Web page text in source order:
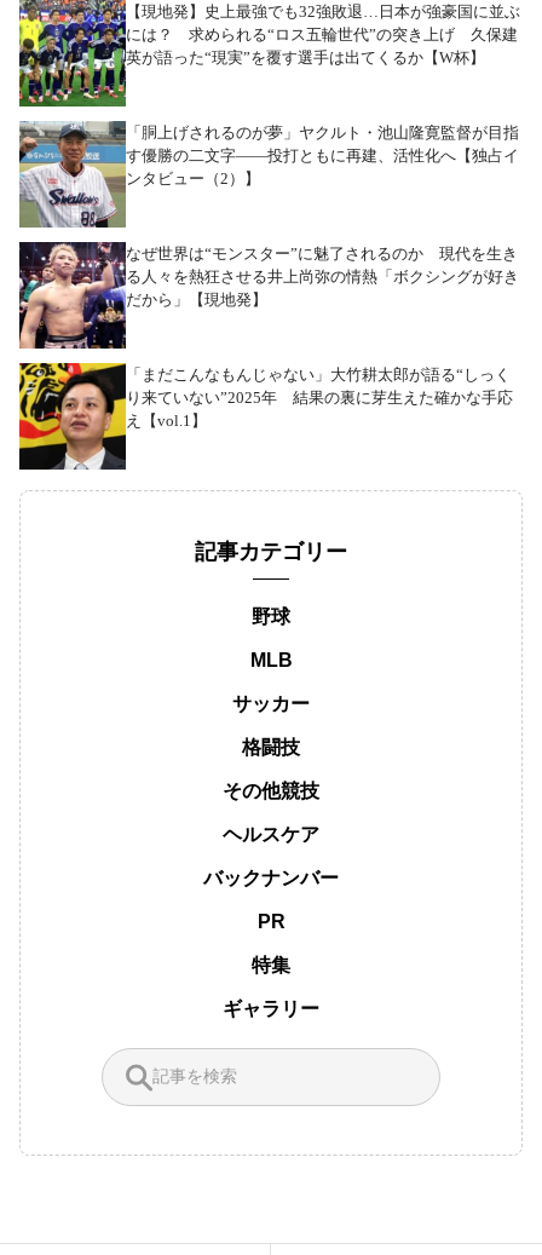
【現地発】史上最強でも32強敗退…日本が強豪国に並ぶ
には？ 求められる“ロス五輪世代”の突き上げ 久保建
英が語った“現実”を覆す選手は出てくるか【W杯】
「胴上げされるのが夢」ヤクルト・池山隆寛監督が目指
す優勝の二文字――投打ともに再建、活性化へ【独占イ
ンタビュー（2）】
なぜ世界は“モンスター”に魅了されるのか 現代を生き
る人々を熱狂させる井上尚弥の情熱「ボクシングが好き
だから」【現地発】
「まだこんなもんじゃない」大竹耕太郎が語る“しっく
り来ていない”2025年 結果の裏に芽生えた確かな手応
え【vol.1】
記事カテゴリー
野球
MLB
サッカー
格闘技
その他競技
ヘルスケア
バックナンバー
PR
特集
ギャラリー